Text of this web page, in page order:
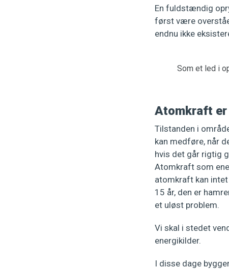
En fuldstændig
først være
endnu ikke
Som et led i
Atomkraft er
Tilstanden i
kan medføre, når
hvis det går rigtig
Atomkraft som
atomkraft kan
15 år, den er
et uløst problem.
Vi skal i stedet
energikilder.
I disse dage